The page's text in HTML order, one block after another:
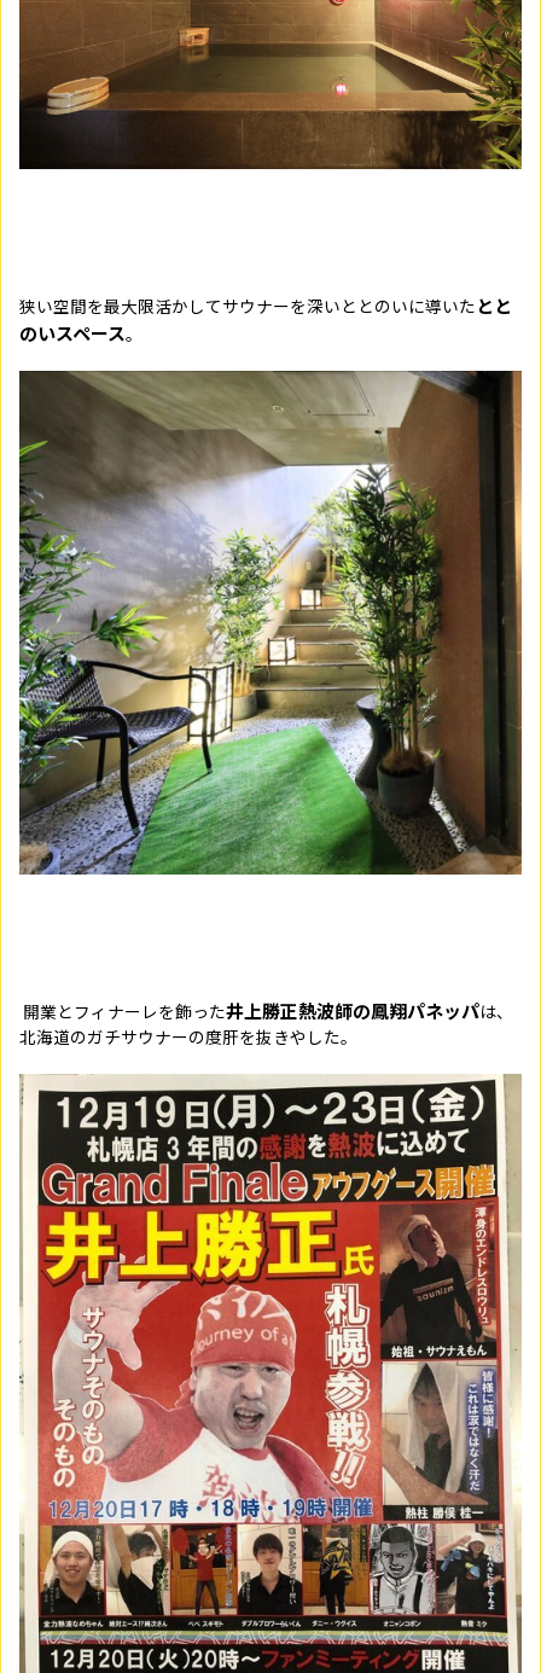
狭い空間を最大限活かしてサウナーを深いととのいに導いた とと
のいスペース。
開業とフィナーレを飾った井上勝正熱波師の鳳翔パネッパは、
北海道のガチサウナーの度肝を抜きやした。